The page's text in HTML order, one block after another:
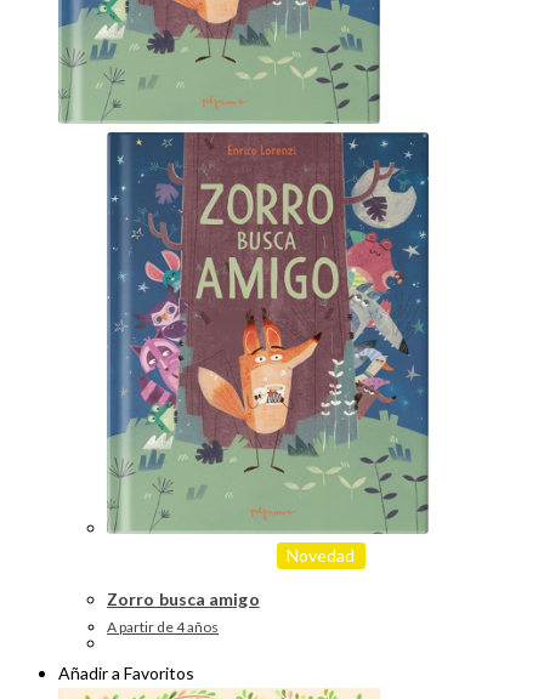
Novedad
Zorro busca amigo
A partir de 4 años
Añadir a Favoritos